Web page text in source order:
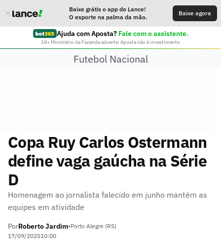
Baixe grátis o app do Lance!
O esporte na palma da mão.
Baixe agora
Ajuda com Aposta? Fale com o assistente.
18+ Ministério da Fazenda adverte: Aposta não é investimento
Futebol Nacional
Copa Ruy Carlos Ostermann
define vaga gaúcha na Série
D
Homenagem ao jornalista falecido em junho mantém as
equipes em atividade
PorRoberto Jardim•Porto Alegre (RS)
17/09/202510:00